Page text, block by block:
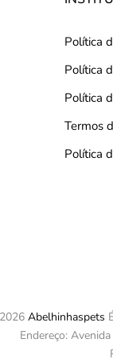
Política
Política
Política
Termos
Política
Abelhinhaspets
Endereço: